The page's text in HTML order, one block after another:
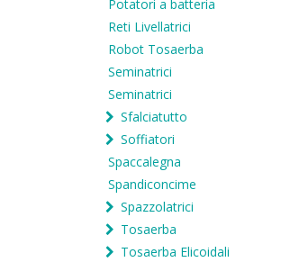
Potatori a batteria
Reti Livellatrici
Robot Tosaerba
Seminatrici
Seminatrici
Sfalciatutto
Soffiatori
Spaccalegna
Spandiconcime
Spazzolatrici
Tosaerba
Tosaerba Elicoidali